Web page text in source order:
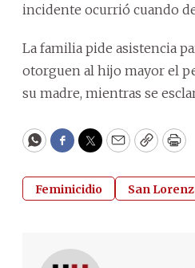
incidente ocurrió cuando
La familia pide asistencia
otorguen al hijo mayor el
su madre, mientras se
WhatsApp
Facebook
Twitter
EmailCopy
Feminicidio San